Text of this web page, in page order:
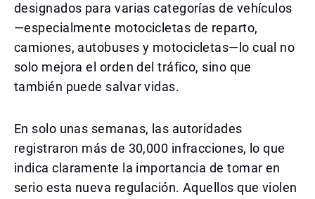
designados para varias categorías de vehículos
—especialmente motocicletas de reparto,
camiones, autobuses y motocicletas—lo cual no
solo mejora el orden del tráfico, sino que
también puede salvar vidas.
En solo unas semanas, las autoridades
registraron más de 30,000 infracciones, lo que
indica claramente la importancia de tomar en
serio esta nueva regulación. Aquellos que violen